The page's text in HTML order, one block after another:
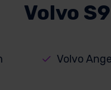
Volvo
Volvo